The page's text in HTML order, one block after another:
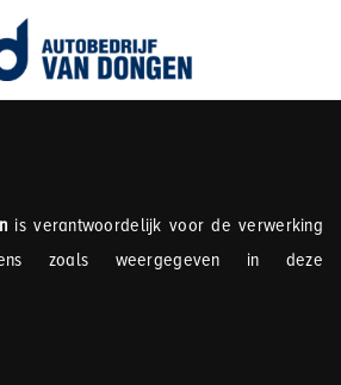
is verantwoordelijk voor de verwerking
zoals weergegeven in deze